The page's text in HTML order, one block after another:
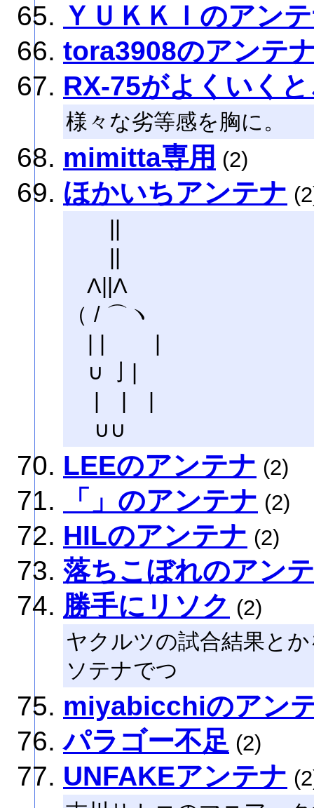
ＹＵＫＫＩのアン
tora3908のアンテ
RX-75がよくいく
様々な劣等感を胸に。
mimitta専用 (2)
ほかいちアンテナ
Λ||Λ
（ / ⌒ヽ
∪ 亅|
∪∪
LEEのアンテナ (2)
「」のアンテナ (2)
HILのアンテナ (2)
落ちこぼれのアン
勝手にリソク (2)
ヤクルツの試合結果と
ソテナでつ
miyabicchiのアン
パラゴー不足 (2)
UNFAKEアンテナ